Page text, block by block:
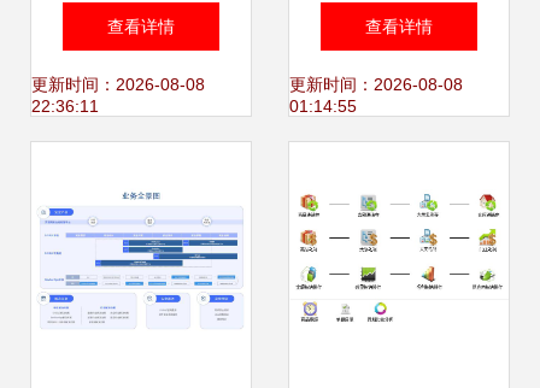
测试 快速验证接口
功能与探索软件性
查看详情
更新时间：2026-08-08
22:36:11
企业管理数字化转
型的价值引擎
查看详情
更新时间：2026-08-08
01:14:55